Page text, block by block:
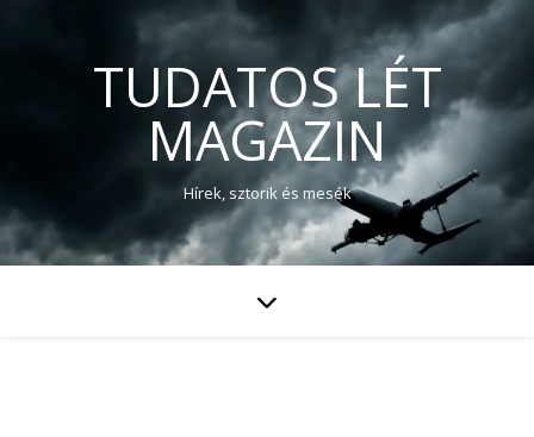
TUDATOS LÉT
MAGAZIN
Hírek, sztorik és mesék